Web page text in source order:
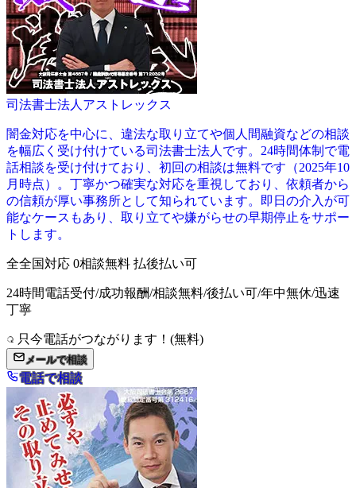
司法書士法人アストレックス
闇金対応を中心に、違法な取り立てや個人間融資などの相談
を幅広く受け付けている司法書士法人です。24時間体制で電
話相談を受け付けており、初回の相談は無料です（2025年10
月時点）。丁寧かつ確実な対応を重視しており、依頼者から
の信頼が厚い事務所として知られています。即日の介入が可
能なケースもあり、取り立てや嫌がらせの早期停止をサポー
トします。
全全国対応 0相談無料 払後払い可
24時間電話受付/成功報酬/相談無料/後払い可/年中無休/迅速
丁寧
只今電話がつながります！(無料)
メールで相談
電話で相談